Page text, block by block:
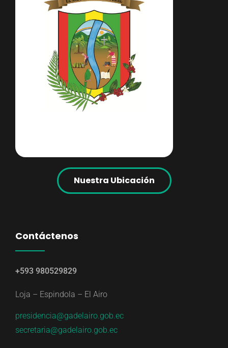
Nuestra Ubicación
Contáctenos
+593 980529829
Loja – Espindola – El Airo
presidencia@gadelairo.gob.ec
secretaria@gadelairo.gob.ec